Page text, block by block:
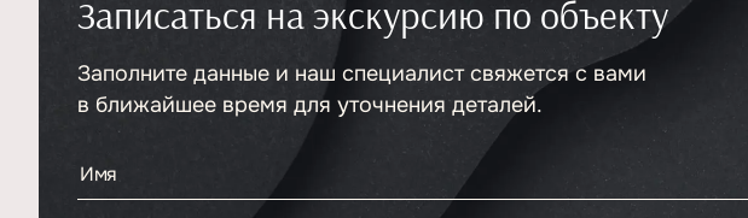
ТипЖК
Этажность9
ОтделкаПо запросу
Записаться на экскурсию по объекту
Заполните данные и наш специалист свяжется с вами
в ближайшее время для уточнения деталей.